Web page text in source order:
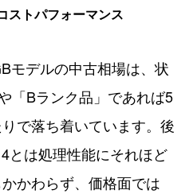
ストパフォーマンス
モデルの中古相場は、状
「Bランク品」であれば5
で落ち着いています。後
とは処理性能にそれほど
かわらず、価格面では